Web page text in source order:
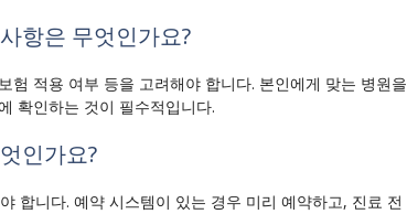
항은 무엇인가요?
적용 여부 등을 고려해야 합니다. 본인에게 맞는 병원을
확인하는 것이 필수적입니다.
인가요?
합니다. 예약 시스템이 있는 경우 미리 예약하고, 진료 전